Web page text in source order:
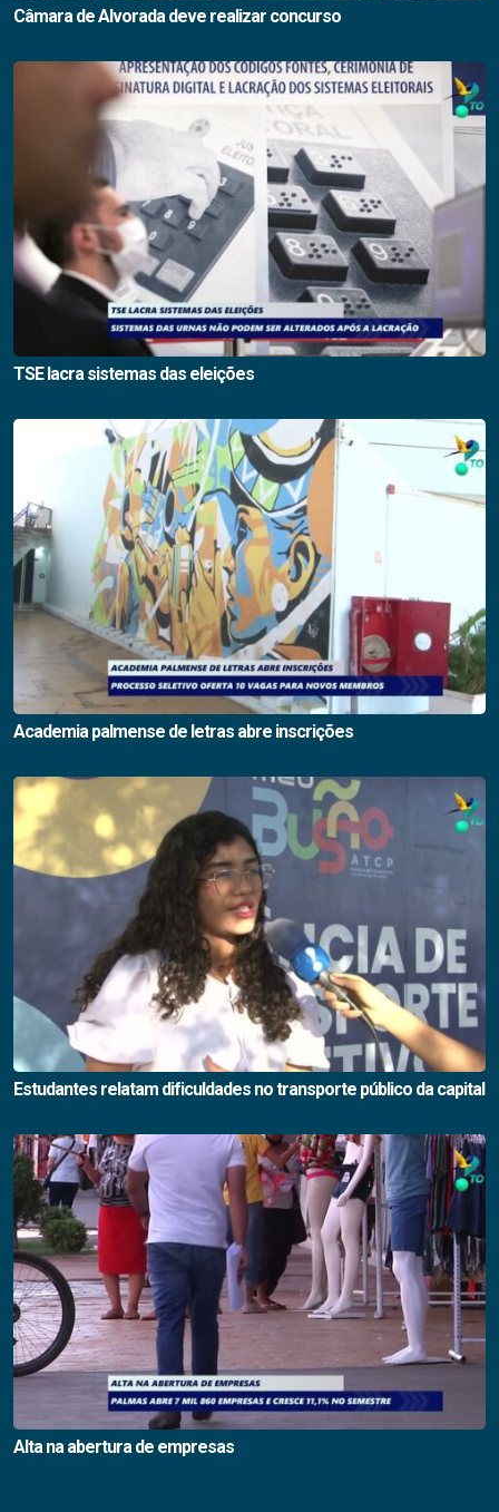
Câmara de Alvorada deve realizar concurso
TSE lacra sistemas das eleições
Academia palmense de letras abre inscrições
Estudantes relatam dificuldades no transporte público da capital
Alta na abertura de empresas